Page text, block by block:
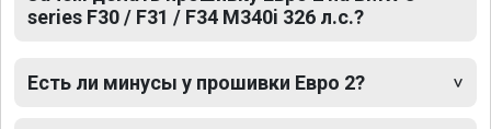
series F30 / F31 / F34 M340i 326 л.с.?
Есть ли минусы у прошивки Евро 2?